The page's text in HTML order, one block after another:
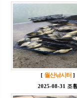
[ 월산낚시터 ]
2025-08-31 조